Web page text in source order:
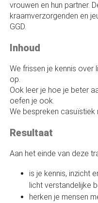
vrouwen en hun partner.
kraamverzorgenden en
GGD.
Inhoud
We frissen je kennis over
op.
Ook leer je hoe je beter
oefen je ook.
We bespreken casuïstiek
Resultaat
Aan het einde van deze
is je kennis, inzicht
licht verstandelijke
herken je mensen